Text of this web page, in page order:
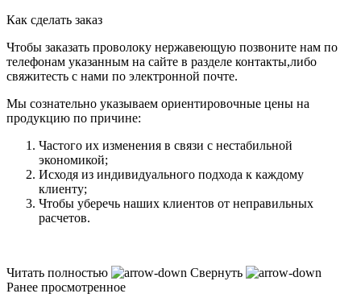
Как сделать заказ
Чтобы заказать проволоку нержавеющую позвоните нам по
телефонам указанным на сайте в разделе контакты,либо
свяжитесть с нами по электронной почте.
Мы сознательно указываем ориентировочные цены на
продукцию по причине:
Частого их изменения в связи с нестабильной
экономикой;
Исходя из индивидуального подхода к каждому
клиенту;
Чтобы уберечь наших клиентов от неправильных
расчетов.
Читать полностью
Свернуть
Ранее просмотренное